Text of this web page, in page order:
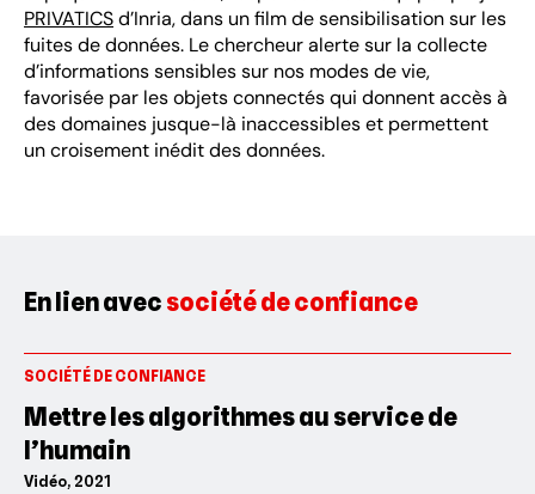
PRIVATICSd’Inria, dans un film de sensibilisation sur les
fuites de données. Le chercheur alerte sur la collecte
d’informations sensibles sur nos modes de vie,
favorisée par les objets connectés qui donnent accès à
des domaines jusque-là inaccessibles et permettent
un croisement inédit des données.
En lien avecsociété de confiance
SOCIÉTÉ DE CONFIANCE
Mettre les algorithmes au service de
l’humain
Vidéo, 2021